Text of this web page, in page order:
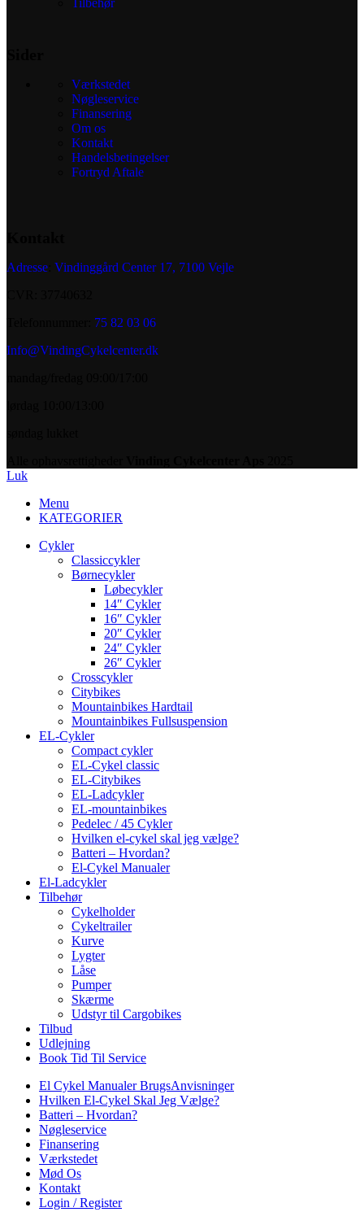
Tilbehør
Værkstedet
Nøgleservice
Finansering
Om os
Kontakt
Handelsbetingelser
Fortryd Aftale
Adresse Vindinggård Center 17, 7100 Vejle
75 82 03 06
Info@VindingCykelcenter.dk
Luk
Menu
KATEGORIER
Cykler
Classiccykler
Børnecykler
Løbecykler
14″ Cykler
16″ Cykler
20″ Cykler
24″ Cykler
26″ Cykler
Crosscykler
Citybikes
Mountainbikes Hardtail
Mountainbikes Fullsuspension
EL-Cykler
Compact cykler
EL-Cykel classic
EL-Citybikes
EL-Ladcykler
EL-mountainbikes
Pedelec / 45 Cykler
Hvilken el-cykel skal jeg vælge?
Batteri – Hvordan?
El-Cykel Manualer
El-Ladcykler
Tilbehør
Cykelholder
Cykeltrailer
Kurve
Lygter
Låse
Pumper
Skærme
Udstyr til Cargobikes
Tilbud
Udlejning
Book Tid Til Service
El Cykel Manualer BrugsAnvisninger
Hvilken El-Cykel Skal Jeg Vælge?
Batteri – Hvordan?
Nøgleservice
Finansering
Værkstedet
Mød Os
Kontakt
Login / Register